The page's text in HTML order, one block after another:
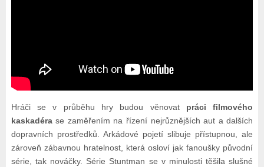
Hráči se v průběhu hry budou věnovat práci filmového
kaskadérase zaměřením na řízení nejrůznějších aut a dalších
dopravních prostředků. Arkádové pojetí slibuje přístupnou, ale
zároveň zábavnou hratelnost, která osloví jak fanoušky původní
série, tak nováčky. Série Stuntman se v minulosti těšila slušné